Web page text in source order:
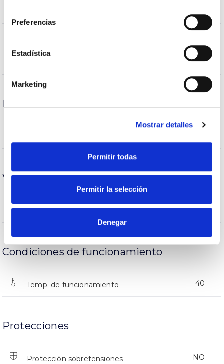
Preferencias
Estadística
Marketing
Mostrar detalles
Permitir todas
Permitir la selección
Denegar
AL
Rendimiento
Vida
Vida útil (L70B50>)50.000h
Condiciones de funcionamiento
Temp. de funcionamiento 40
Protecciones
Protección sobretensiones NO